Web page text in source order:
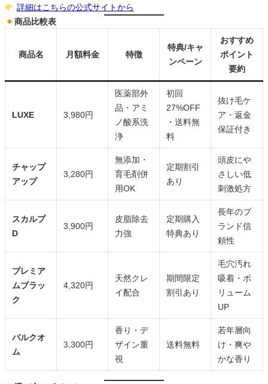
詳細はこちらの公式サイトから
商品比較表
商品名 月額料金 特徴
特典/キャ
ンペーン
おすすめ
ポイント
要約
LUXE 3,980円
医薬部外
品・アミ
ノ酸系洗
浄
初回
27%OFF
・送料無
料
抜け毛ケ
ア・返金
保証付き
チャップ
アップ
3,280円
無添加・
育毛剤併
用OK
定期割引
あり
頭皮にや
さしい低
刺激処方
スカルプ
D
3,900円
皮脂除去
力強
定期購入
特典あり
長年のブ
ランド信
頼性
プレミア
ムブラッ
ク
4,320円
天然クレ
イ配合
期間限定
割引あり
毛穴汚れ
吸着・ボ
リューム
UP
バルクオ
ム
3,300円
香り・デ
ザイン重
視
送料無料
若年層向
け・爽や
かな香り